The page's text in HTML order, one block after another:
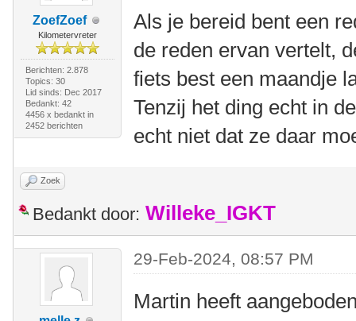
ZoefZoef
Kilometervreter
Berichten: 2.878
Topics: 30
Lid sinds: Dec 2017
Bedankt: 42
4456 x bedankt in
2452 berichten
Als je bereid bent een
de reden ervan vertelt,
fiets best een maandje
Tenzij het ding echt in
echt niet dat ze daar
Zoek
Bedankt door: Willeke_IGKT
29-Feb-2024, 08:57 PM
Martin heeft